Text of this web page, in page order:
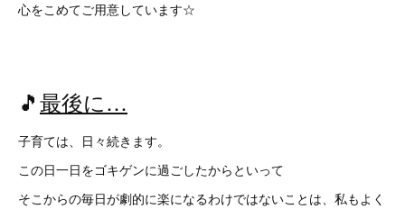
心をこめてご用意しています☆
🎵最後に…
子育ては、日々続きます。
この日一日をゴキゲンに過ごしたからといって
そこからの毎日が劇的に楽になるわけではないことは、私もよく